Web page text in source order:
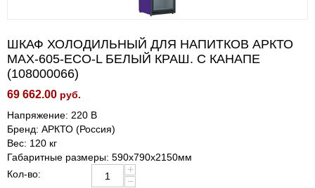
ШКАФ ХОЛОДИЛЬНЫЙ ДЛЯ НАПИТКОВ АРКТО
MAX-605-ECO-L БЕЛЫЙ КРАШ. C КАНАПЕ
(108000066)
69 662.00 руб.
Напряжение: 220 В
Бренд: АРКТО (Россия)
Вес: 120 кг
Габаритные размеры: 590х790х2150мм
Кол-во:
+
−